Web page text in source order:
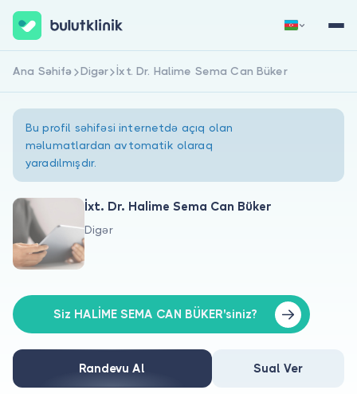
Haqqımızda
Xəstələr üçün
Həkimlər üçün
Qeydiyyat Daxil Ol
Ana Səhifə Digər İxt. Dr. Halime Sema Can Büker
Bu profil səhifəsi internetdə açıq olan
məlumatlardan avtomatik olaraq
yaradılmışdır.
İxt. Dr. Halime Sema Can Büker
Digər
Siz HALİME SEMA CAN BÜKER'siniz?
Randevu Al Sual Ver